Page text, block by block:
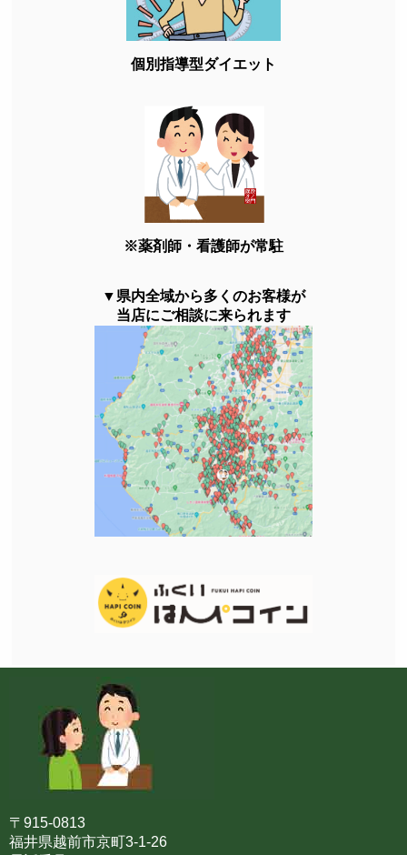
個別指導型ダイエット
※薬剤師・看護師が常駐
▼県内全域から多くのお客様が
当店にご相談に来られます
〒915-0813
福井県越前市京町3-1-26